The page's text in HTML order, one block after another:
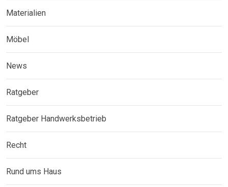
Materialien
Möbel
News
Ratgeber
Ratgeber Handwerksbetrieb
Recht
Rund ums Haus